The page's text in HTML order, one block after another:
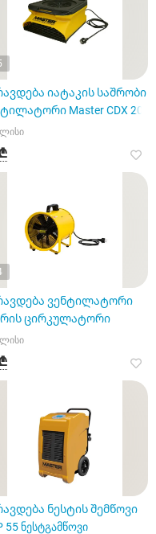
იატაკის საშრობი
Master CDX 20
ვენტილატორი
ცირკულატორი
ნესტის შემწოვი
55 ნესტგამწოვი